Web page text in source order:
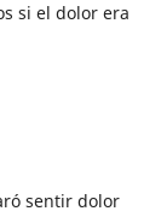
si el dolor era
sentir dolor